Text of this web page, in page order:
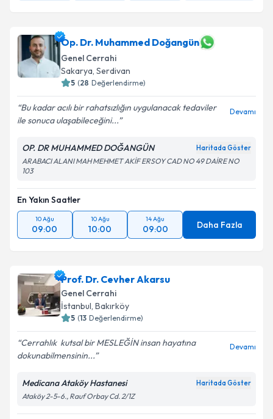
Op. Dr. Muhammed Doğangün
Genel Cerrahi
Sakarya, Serdivan
5 (28 Değerlendirme)
Bu kadar acılı bir rahatsızlığın uygulanacak tedaviler
ile sonuca ulaşabileceğini...
Devamı
OP. DR MUHAMMED DOĞANGÜN Haritada Göster
ARABACI ALANI MAH MEHMET AKİF ERSOY CAD NO 49 DAİRE NO
103
En Yakın Saatler
10 Ağu
09:00
10 Ağu
10:00
14 Ağu
09:00 Daha Fazla
Prof. Dr. Cevher Akarsu
Genel Cerrahi
İstanbul, Bakırköy
5 (13 Değerlendirme)
Cerrahlık ️ kutsal bir MESLEĞİN insan hayatına
dokunabilmensinin...
Devamı
Medicana Ataköy Hastanesi Haritada Göster
Ataköy 2-5-6., Rauf Orbay Cd. 2/1Z